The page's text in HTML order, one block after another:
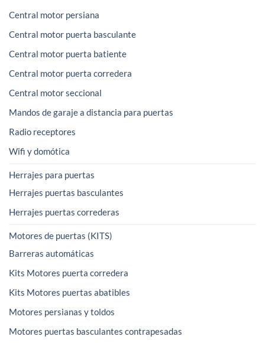
Central motor persiana
Central motor puerta basculante
Central motor puerta batiente
Central motor puerta corredera
Central motor seccional
Mandos de garaje a distancia para puertas
Radio receptores
Wifi y domótica
Herrajes para puertas
Herrajes puertas basculantes
Herrajes puertas correderas
Motores de puertas (KITS)
Barreras automáticas
Kits Motores puerta corredera
Kits Motores puertas abatibles
Motores persianas y toldos
Motores puertas basculantes contrapesadas